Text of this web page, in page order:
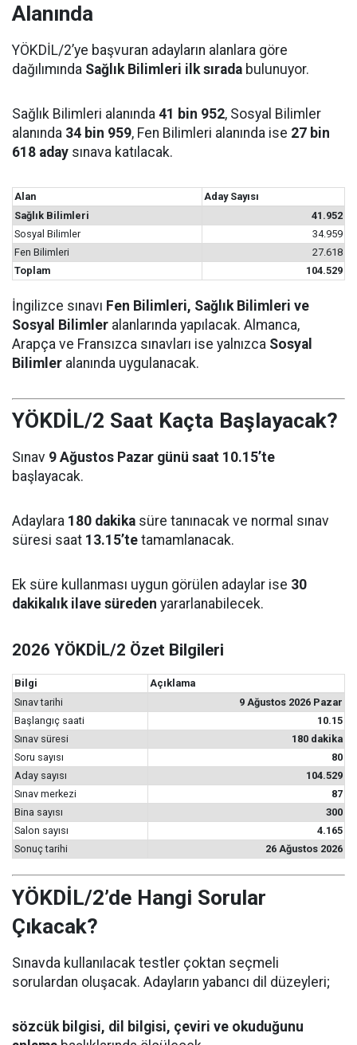
Alanında
YÖKDİL/2’ye başvuran adayların alanlara göre
dağılımında Sağlık Bilimleri ilk sırada bulunuyor.
Sağlık Bilimleri alanında 41 bin 952, Sosyal Bilimler
alanında 34 bin 959, Fen Bilimleri alanında ise 27 bin
618 aday sınava katılacak.
Alan
Aday Sayısı
Sağlık Bilimleri
41.952
Sosyal Bilimler
34.959
Fen Bilimleri
27.618
Toplam
104.529
İngilizce sınavı Fen Bilimleri, Sağlık Bilimleri ve
Sosyal Bilimler alanlarında yapılacak. Almanca,
Arapça ve Fransızca sınavları ise yalnızca Sosyal
Bilimler alanında uygulanacak.
YÖKDİL/2 Saat Kaçta Başlayacak?
Sınav 9 Ağustos Pazar günü saat 10.15’te
başlayacak.
Adaylara 180 dakika süre tanınacak ve normal sınav
süresi saat 13.15’te tamamlanacak.
Ek süre kullanması uygun görülen adaylar ise 30
dakikalık ilave süreden yararlanabilecek.
2026 YÖKDİL/2 Özet Bilgileri
Bilgi
Açıklama
Sınav tarihi
9 Ağustos 2026 Pazar
Başlangıç saati
10.15
Sınav süresi
180 dakika
Soru sayısı
80
Aday sayısı
104.529
Sınav merkezi
87
Bina sayısı
300
Salon sayısı
4.165
Sonuç tarihi
26 Ağustos 2026
YÖKDİL/2’de Hangi Sorular
Çıkacak?
Sınavda kullanılacak testler çoktan seçmeli
sorulardan oluşacak. Adayların yabancı dil düzeyleri;
sözcük bilgisi, dil bilgisi, çeviri ve okuduğunu